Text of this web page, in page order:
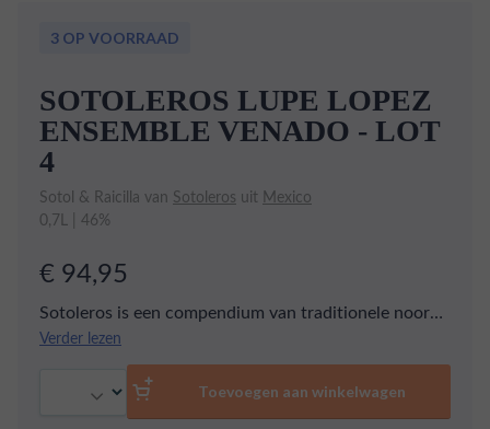
3 OP VOORRAAD
SOTOLEROS LUPE LOPEZ
ENSEMBLE VENADO - LOT
4
Sotol & Raicilla van Sotoleros uit Mexico
0,7L | 46%
€ 94,95
Sotoleros is een compendium van traditionele noord
Mexicaanse dranken dat zich inzet tot de
representatie van traditie, kunst en cultuur. Middels
exclusieve batches sotol (dasylirion distillaat) en
lechuguilla (distillaat van agavesoort die alleen in de
Verder lezen
Toevoegen aan winkelwagen